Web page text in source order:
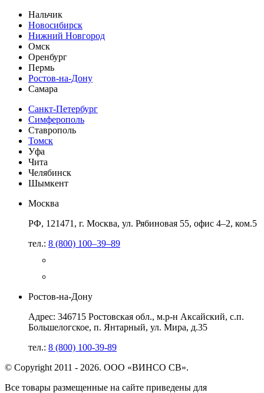
Нальчик
Новосибирск
Нижний Новгород
Омск
Оренбург
Пермь
Ростов-на-Дону
Самара
Санкт-Петербург
Симферополь
Ставрополь
Томск
Уфа
Чита
Челябинск
Шымкент
Москва
РФ, 121471, г. Москва, ул. Рябиновая 55, офис 4–2, ком.5
тел.: 8 (800) 100–39–89
Ростов-на-Дону
Адрес: 346715 Ростовская обл., м.р-н Аксайский, с.п.
Большелогское, п. Янтарный, ул. Мира, д.35
тел.: 8 (800) 100-39-89
© Copyright 2011 - 2026. ООО «ВИНСО СВ».
Все товары размещенные на сайте приведены для